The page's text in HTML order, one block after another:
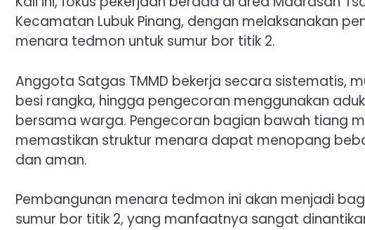
Kecamatan Lubuk Pinang, dengan melaksanakan
menara tedmon untuk sumur bor titik 2.
Anggota Satgas TMMD bekerja secara sistematis,
besi rangka, hingga pengecoran menggunakan
bersama warga. Pengecoran bagian bawah tiang
memastikan struktur menara dapat menopang
dan aman.
Pembangunan menara tedmon ini akan menjadi
sumur bor titik 2, yang manfaatnya sangat